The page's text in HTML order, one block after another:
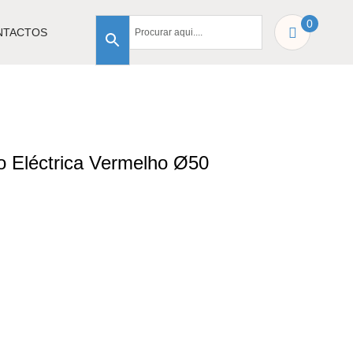
0
Eléctrica Vermelho Ø50